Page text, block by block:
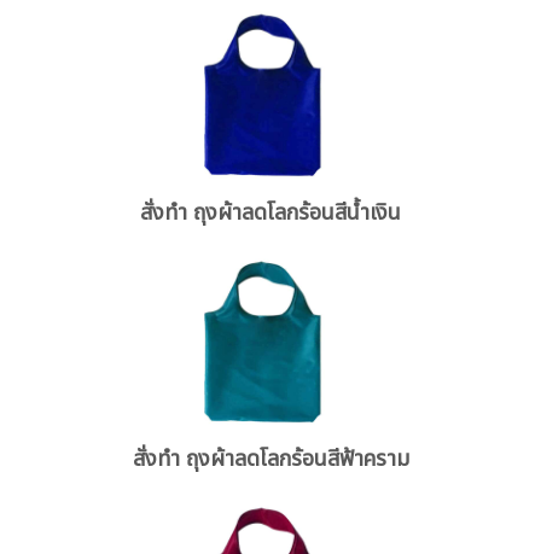
สั่งทำ ถุงผ้าลดโลกร้อนสีน้ำเงิน
สั่งทำ ถุงผ้าลดโลกร้อนสีฟ้าคราม